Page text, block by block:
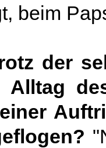
beim
der
Alltag